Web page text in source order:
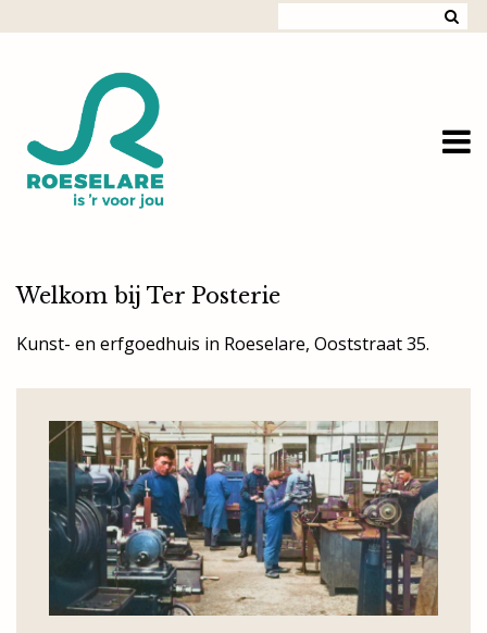
Welkom bij Ter Posterie
Kunst- en erfgoedhuis in Roeselare, Ooststraat 35.